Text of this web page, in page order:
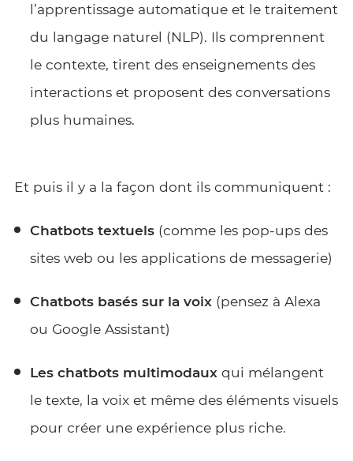
l’apprentissage automatique et le traitement
du langage naturel (NLP). Ils comprennent
le contexte, tirent des enseignements des
interactions et proposent des conversations
plus humaines.
Et puis il y a la façon dont ils communiquent :
Chatbots textuels(comme les pop-ups des
sites web ou les applications de messagerie)
Chatbots basés sur la voix(pensez à Alexa
ou Google Assistant)
Les chatbots multimodauxqui mélangent
le texte, la voix et même des éléments visuels
pour créer une expérience plus riche.